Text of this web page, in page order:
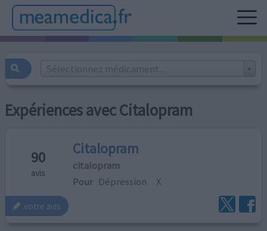
Sélectionnez médicament...
Expériences avec Citalopram
90
avis
Citalopram
citalopram
Pour Dépression X
votre avis